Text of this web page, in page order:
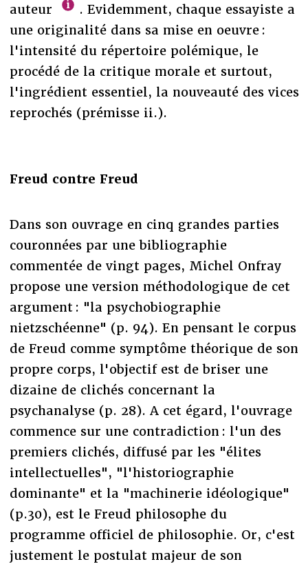
auteur
. Evidemment, chaque essayiste a
une originalité dans sa mise en oeuvre :
l'intensité du répertoire polémique, le
procédé de la critique morale et surtout,
l'ingrédient essentiel, la nouveauté des vices
reprochés (prémisse ii.).
Freud contre Freud
Dans son ouvrage en cinq grandes parties
couronnées par une bibliographie
commentée de vingt pages, Michel Onfray
propose une version méthodologique de cet
argument : "la psychobiographie
nietzschéenne" (p. 94). En pensant le corpus
de Freud comme symptôme théorique de son
propre corps, l'objectif est de briser une
dizaine de clichés concernant la
psychanalyse (p. 28). A cet égard, l'ouvrage
commence sur une contradiction : l'un des
premiers clichés, diffusé par les "élites
intellectuelles", "l'historiographie
dominante" et la "machinerie idéologique"
(p.30), est le Freud philosophe du
programme officiel de philosophie. Or, c'est
justement le postulat majeur de son